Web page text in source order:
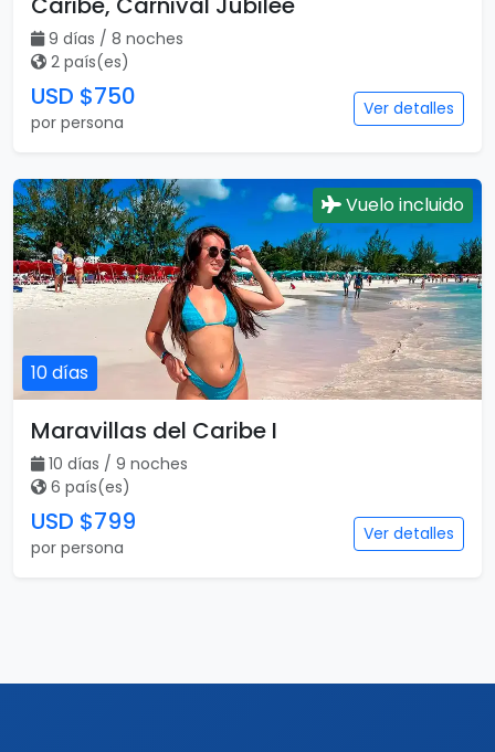
9 días / 8 noches
2 país(es)
USD $750
por persona
Ver detalles
10 días
Vuelo incluido
Maravillas del Caribe I
10 días / 9 noches
6 país(es)
USD $799
por persona
Ver detalles